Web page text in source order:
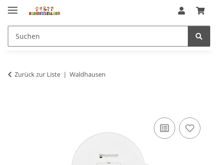
Zurück zur Liste Waldhausen